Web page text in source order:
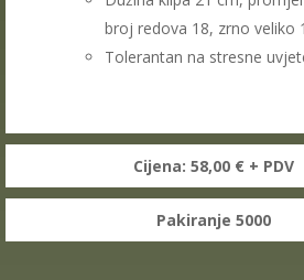
broj redova 18, zrno veliko
Tolerantan na stresne
Cijena: 58,00 € + PDV
Pakiranje 5000